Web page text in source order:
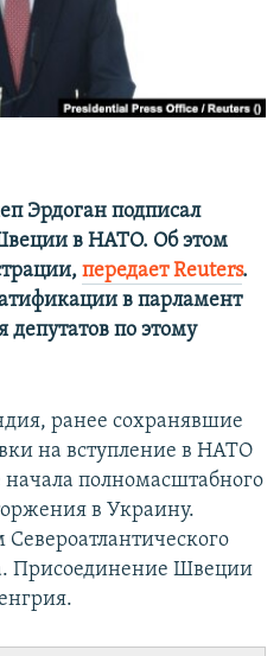
Эрдоган подписал
в НАТО. Об этом
передает Reuters.
в парламент
депутатов по этому
ранее сохранявшие
на вступление в НАТО
начала полномасштабного
в Украину.
Присоединение Швеции